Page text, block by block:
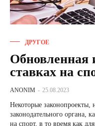
ДРУГОЕ
Обновленная
ставках на
ANONIM - 25.08.2023
Некоторые законопроекты,
законодательного органа,
на спорт, в то время как